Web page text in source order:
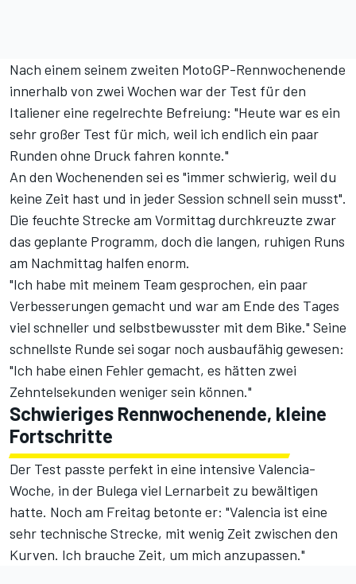
Nach einem seinem zweiten MotoGP-Rennwochenende
innerhalb von zwei Wochen war der Test für den
Italiener eine regelrechte Befreiung: "Heute war es ein
sehr großer Test für mich, weil ich endlich ein paar
Runden ohne Druck fahren konnte."
An den Wochenenden sei es "immer schwierig, weil du
keine Zeit hast und in jeder Session schnell sein musst".
Die feuchte Strecke am Vormittag durchkreuzte zwar
das geplante Programm, doch die langen, ruhigen Runs
am Nachmittag halfen enorm.
"Ich habe mit meinem Team gesprochen, ein paar
Verbesserungen gemacht und war am Ende des Tages
viel schneller und selbstbewusster mit dem Bike." Seine
schnellste Runde sei sogar noch ausbaufähig gewesen:
"Ich habe einen Fehler gemacht, es hätten zwei
Zehntelsekunden weniger sein können."
Schwieriges Rennwochenende, kleine
Fortschritte
Der Test passte perfekt in eine intensive Valencia-
Woche, in der Bulega viel Lernarbeit zu bewältigen
hatte. Noch am Freitag betonte er: "Valencia ist eine
sehr technische Strecke, mit wenig Zeit zwischen den
Kurven. Ich brauche Zeit, um mich anzupassen."